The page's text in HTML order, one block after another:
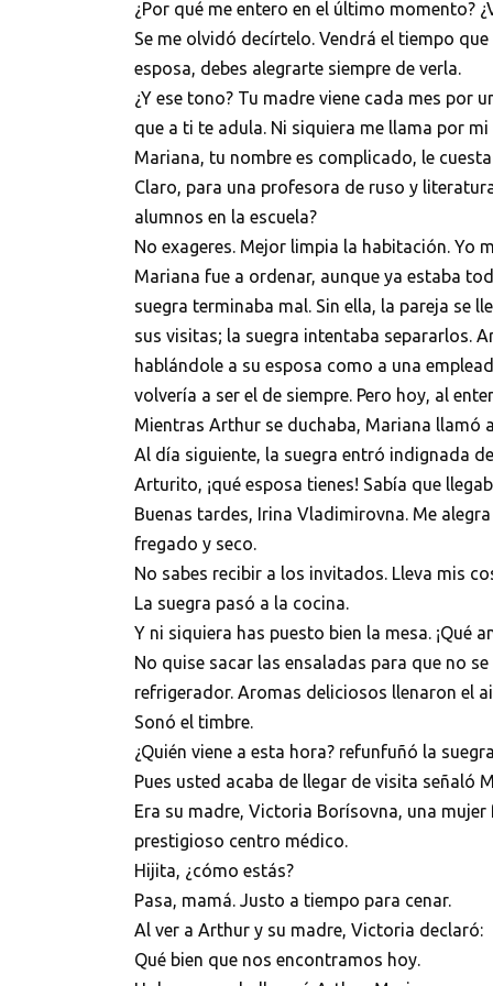
¿Por qué me entero en el último momento?
Se me olvidó decírtelo. Vendrá el tiempo
esposa, debes alegrarte siempre de verla.
¿Y ese tono? Tu madre viene cada mes por
que a ti te adula. Ni siquiera me llama por mi
Mariana, tu nombre es complicado, le
Claro, para una profesora de ruso y
alumnos en la escuela?
No exageres. Mejor limpia la habitación. Yo
Mariana fue a ordenar, aunque ya estaba
suegra terminaba mal. Sin ella, la pareja se
sus visitas; la suegra intentaba separarlos.
hablándole a su esposa como a una
volvería a ser el de siempre. Pero hoy, al
Mientras Arthur se duchaba, Mariana llamó
Al día siguiente, la suegra entró indignada
Arturito, ¡qué esposa tienes! Sabía que
Buenas tardes, Irina Vladimirovna. Me
fregado y seco.
No sabes recibir a los invitados. Lleva mis
La suegra pasó a la cocina.
Y ni siquiera has puesto bien la mesa. ¡Qué
No quise sacar las ensaladas para que no
refrigerador. Aromas deliciosos llenaron el
Sonó el timbre.
¿Quién viene a esta hora? refunfuñó la
Pues usted acaba de llegar de visita señaló
Era su madre, Victoria Borísovna, una
prestigioso centro médico.
Hijita, ¿cómo estás?
Pasa, mamá. Justo a tiempo para cenar.
Al ver a Arthur y su madre, Victoria declaró:
Qué bien que nos encontramos hoy.